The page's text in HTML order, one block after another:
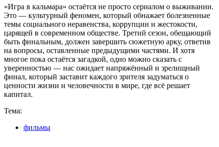
«Игра в кальмара» остаётся не просто сериалом о выживании.
Это — культурный феномен, который обнажает болезненные
темы социального неравенства, коррупции и жестокости,
царящей в современном обществе. Третий сезон, обещающий
быть финальным, должен завершить сюжетную арку, ответив
на вопросы, оставленные предыдущими частями. И хотя
многое пока остаётся загадкой, одно можно сказать с
уверенностью — нас ожидает напряжённый и зрелищный
финал, который заставит каждого зрителя задуматься о
ценности жизни и человечности в мире, где всё решает
капитал.
Тема:
фильмы